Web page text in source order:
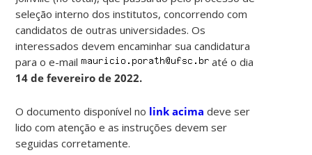
seleção interno dos institutos, concorrendo com
candidatos de outras universidades. Os
interessados devem encaminhar sua candidatura
para o e-mail
até o dia
14 de fevereiro de 2022.
O documento disponível no link acima deve ser
lido comatenção e as instruções devem ser
seguidas corretamente.